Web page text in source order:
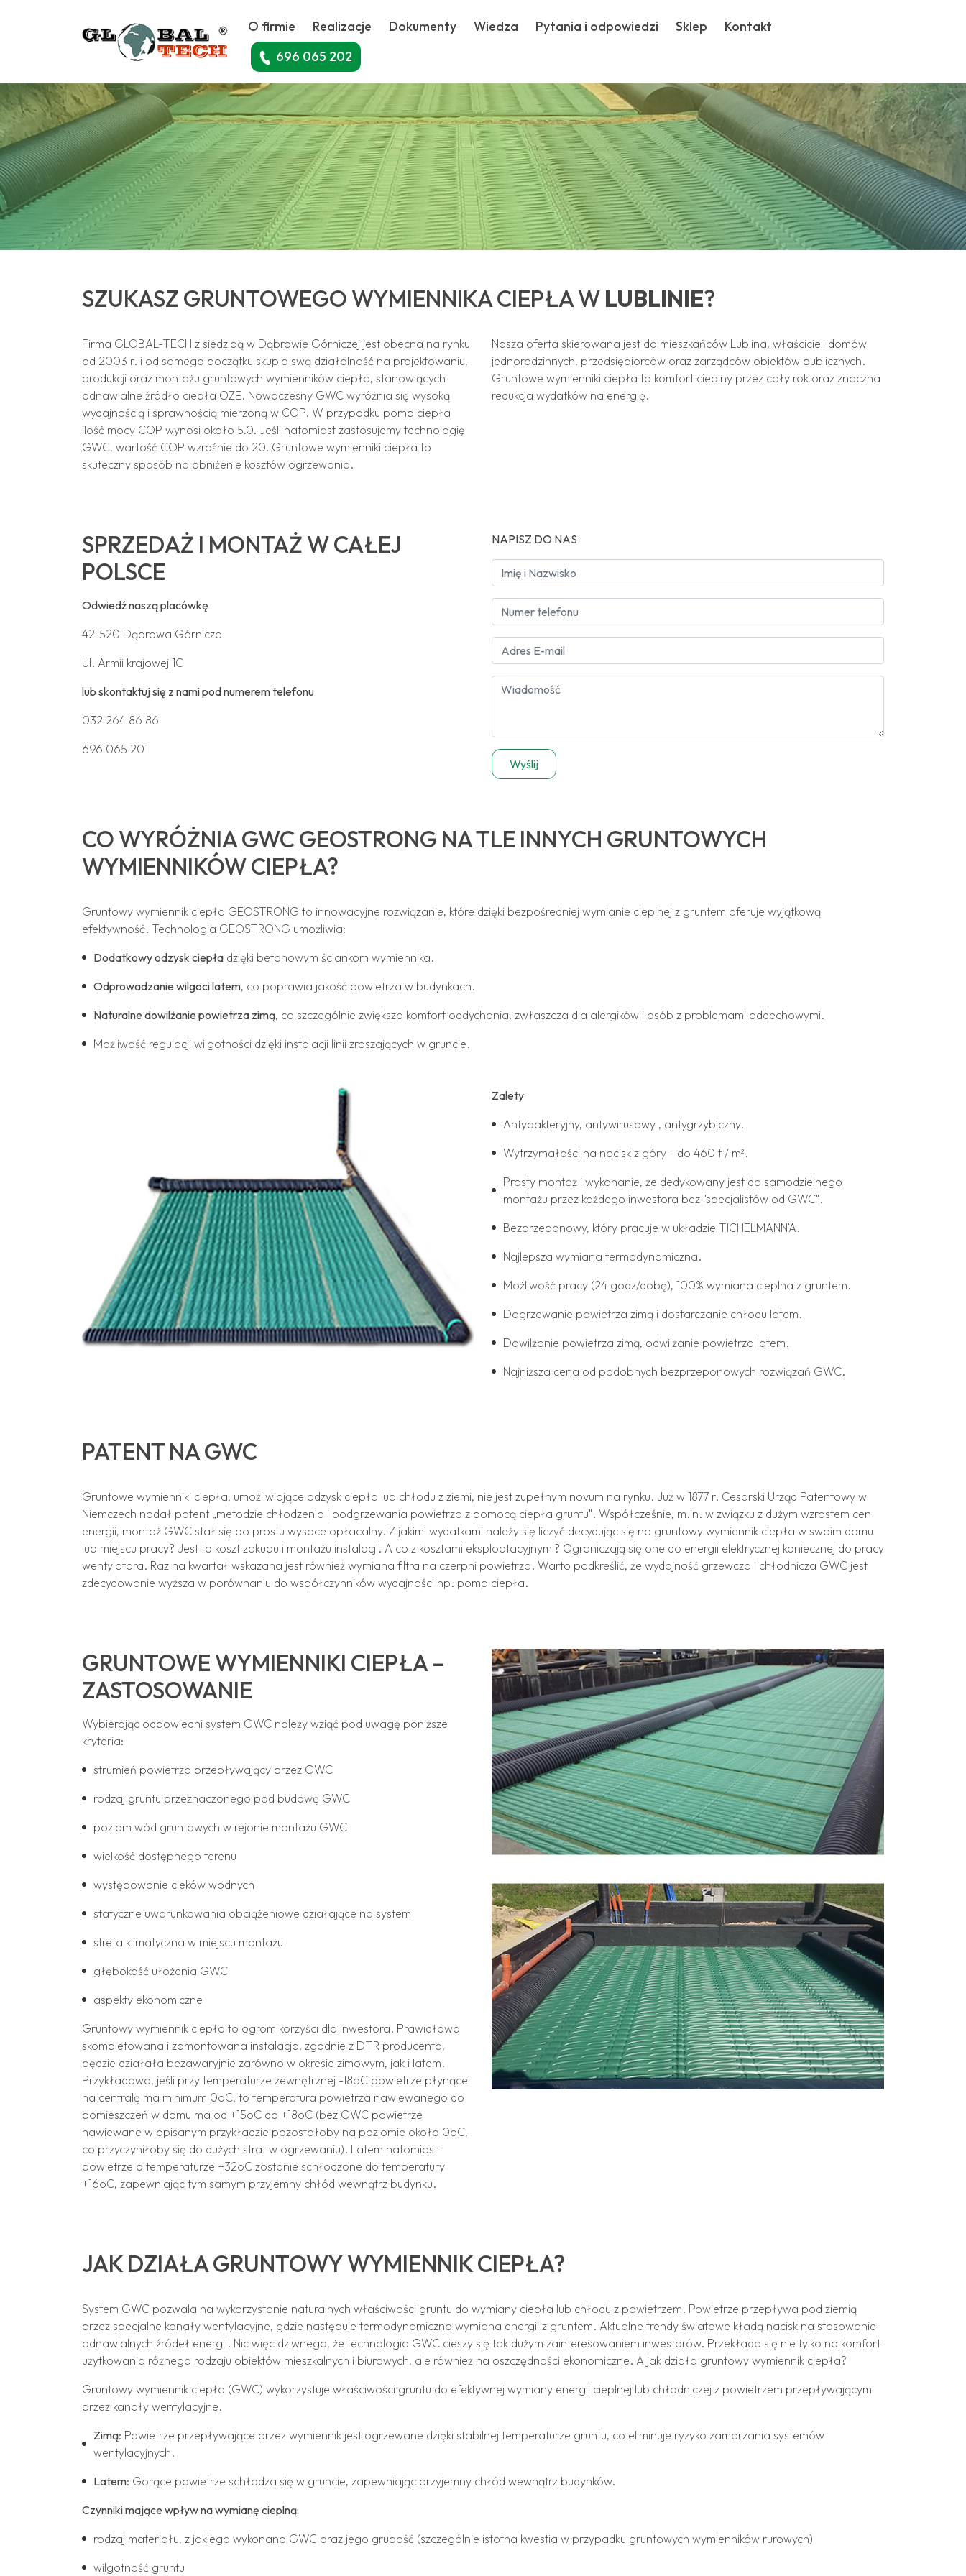
O firmie Realizacje Dokumenty Wiedza Pytania i odpowiedzi Sklep
Kontakt
696 065 202
SZUKASZ GRUNTOWEGO WYMIENNIKA CIEPŁA W LUBLINIE?
Firma GLOBAL-TECH z siedzibą w Dąbrowie Górniczej jest obecna na rynku
od 2003 r. i od samego początku skupia swą działalność na projektowaniu,
produkcji oraz montażu gruntowych wymienników ciepła, stanowiących
odnawialne źródło ciepła OZE. Nowoczesny GWC wyróżnia się wysoką
wydajnością i sprawnością mierzoną w COP. W przypadku pomp ciepła
ilość mocy COP wynosi około 5.0. Jeśli natomiast zastosujemy technologię
GWC, wartość COP wzrośnie do 20. Gruntowe wymienniki ciepła to
skuteczny sposób na obniżenie kosztów ogrzewania.
Nasza oferta skierowana jest do mieszkańców Lublina, właścicieli domów
jednorodzinnych, przedsiębiorców oraz zarządców obiektów publicznych.
Gruntowe wymienniki ciepła to komfort cieplny przez cały rok oraz znaczna
redukcja wydatków na energię.
SPRZEDAŻ I MONTAŻ W CAŁEJ
POLSCE
Odwiedź naszą placówkę
42-520 Dąbrowa Górnicza
Ul. Armii krajowej 1C
lub skontaktuj się z nami pod numerem telefonu
032 264 86 86
696 065 201
NAPISZ DO NAS
CO WYRÓŻNIA GWC GEOSTRONG NA TLE INNYCH GRUNTOWYCH
WYMIENNIKÓW CIEPŁA?
Gruntowy wymiennik ciepła GEOSTRONG to innowacyjne rozwiązanie, które dzięki bezpośredniej wymianie cieplnej z gruntem oferuje wyjątkową
efektywność. Technologia GEOSTRONG umożliwia:
Dodatkowy odzysk ciepła dzięki betonowym ściankom wymiennika.
Odprowadzanie wilgoci latem, co poprawia jakość powietrza w budynkach.
Naturalne dowilżanie powietrza zimą, co szczególnie zwiększa komfort oddychania, zwłaszcza dla alergików i osób z problemami oddechowymi.
Możliwość regulacji wilgotności dzięki instalacji linii zraszających w gruncie.
Zalety
Antybakteryjny, antywirusowy , antygrzybiczny.
Wytrzymałości na nacisk z góry - do 460 t / m².
Prosty montaż i wykonanie, że dedykowany jest do samodzielnego
montażu przez każdego inwestora bez "specjalistów od GWC".
Bezprzeponowy, który pracuje w układzie TICHELMANN'A.
Najlepsza wymiana termodynamiczna.
Możliwość pracy (24 godz/dobę), 100% wymiana cieplna z gruntem.
Dogrzewanie powietrza zimą i dostarczanie chłodu latem.
Dowilżanie powietrza zimą, odwilżanie powietrza latem.
Najniższa cena od podobnych bezprzeponowych rozwiązań GWC.
PATENT NA GWC
Gruntowe wymienniki ciepła, umożliwiające odzysk ciepła lub chłodu z ziemi, nie jest zupełnym novum na rynku. Już w 1877 r. Cesarski Urząd Patentowy w
Niemczech nadał patent „metodzie chłodzenia i podgrzewania powietrza z pomocą ciepła gruntu". Współcześnie, m.in. w związku z dużym wzrostem cen
energii, montaż GWC stał się po prostu wysoce opłacalny. Z jakimi wydatkami należy się liczyć decydując się na gruntowy wymiennik ciepła w swoim domu
lub miejscu pracy? Jest to koszt zakupu i montażu instalacji. A co z kosztami eksploatacyjnymi? Ograniczają się one do energii elektrycznej koniecznej do pracy
wentylatora. Raz na kwartał wskazana jest również wymiana filtra na czerpni powietrza. Warto podkreślić, że wydajność grzewcza i chłodnicza GWC jest
zdecydowanie wyższa w porównaniu do współczynników wydajności np. pomp ciepła.
GRUNTOWE WYMIENNIKI CIEPŁA –
ZASTOSOWANIE
Wybierając odpowiedni system GWC należy wziąć pod uwagę poniższe
kryteria:
strumień powietrza przepływający przez GWC
rodzaj gruntu przeznaczonego pod budowę GWC
poziom wód gruntowych w rejonie montażu GWC
wielkość dostępnego terenu
występowanie cieków wodnych
statyczne uwarunkowania obciążeniowe działające na system
strefa klimatyczna w miejscu montażu
głębokość ułożenia GWC
aspekty ekonomiczne
Gruntowy wymiennik ciepła to ogrom korzyści dla inwestora. Prawidłowo
skompletowana i zamontowana instalacja, zgodnie z DTR producenta,
będzie działała bezawaryjnie zarówno w okresie zimowym, jak i latem.
Przykładowo, jeśli przy temperaturze zewnętrznej -18oC powietrze płynące
na centralę ma minimum 0oC, to temperatura powietrza nawiewanego do
pomieszczeń w domu ma od +15oC do +18oC (bez GWC powietrze
nawiewane w opisanym przykładzie pozostałoby na poziomie około 0oC,
co przyczyniłoby się do dużych strat w ogrzewaniu). Latem natomiast
powietrze o temperaturze +32oC zostanie schłodzone do temperatury
+16oC, zapewniając tym samym przyjemny chłód wewnątrz budynku.
JAK DZIAŁA GRUNTOWY WYMIENNIK CIEPŁA?
System GWC pozwala na wykorzystanie naturalnych właściwości gruntu do wymiany ciepła lub chłodu z powietrzem. Powietrze przepływa pod ziemią
przez specjalne kanały wentylacyjne, gdzie następuje termodynamiczna wymiana energii z gruntem. Aktualne trendy światowe kładą nacisk na stosowanie
odnawialnych źródeł energii. Nic więc dziwnego, że technologia GWC cieszy się tak dużym zainteresowaniem inwestorów. Przekłada się nie tylko na komfort
użytkowania różnego rodzaju obiektów mieszkalnych i biurowych, ale również na oszczędności ekonomiczne. A jak działa gruntowy wymiennik ciepła?
Gruntowy wymiennik ciepła (GWC) wykorzystuje właściwości gruntu do efektywnej wymiany energii cieplnej lub chłodniczej z powietrzem przepływającym
przez kanały wentylacyjne.
Zimą: Powietrze przepływające przez wymiennik jest ogrzewane dzięki stabilnej temperaturze gruntu, co eliminuje ryzyko zamarzania systemów
wentylacyjnych.
Latem: Gorące powietrze schładza się w gruncie, zapewniając przyjemny chłód wewnątrz budynków.
Czynniki mające wpływ na wymianę cieplną:
rodzaj materiału, z jakiego wykonano GWC oraz jego grubość (szczególnie istotna kwestia w przypadku gruntowych wymienników rurowych)
wilgotność gruntu